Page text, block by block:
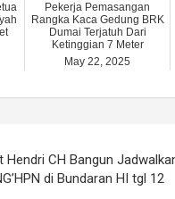
Pekerja Pemasangan
Rangka Kaca Gedung BRK
Dumai Terjatuh Dari
Ketinggian 7 Meter
May 22, 2025
Hendri CH Bangun
di Bundaran HI tgl 12